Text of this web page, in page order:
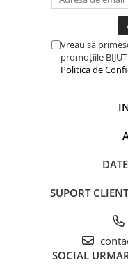
Vreau să
promoțiile
Politica de
SUPORT
SOCIAL